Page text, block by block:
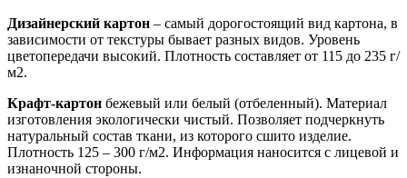
Дизайнерский картон – самый дорогостоящий вид картона, в
зависимости от текстуры бывает разных видов. Уровень
цветопередачи высокий. Плотность составляет от 115 до 235 г/
м2.
Крафт-картон бежевый или белый (отбеленный). Материал
изготовления экологически чистый. Позволяет подчеркнуть
натуральный состав ткани, из которого сшито изделие.
Плотность 125 – 300 г/м2. Информация наносится с лицевой и
изнаночной стороны.